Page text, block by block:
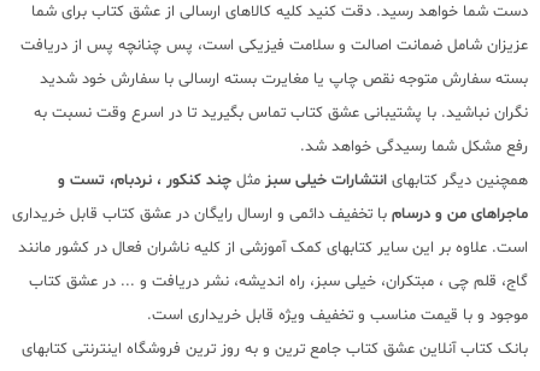
دست شما خواهد رسید. دقت کنید کلیه کالاهای ارسالی از عشق کتاب برای شما
عزیزان شامل ضمانت اصالت و سلامت فیزیکی است، پس چنانچه پس از دریافت
بسته سفارش متوجه نقص چاپ یا مغایرت بسته ارسالی با سفارش خود شدید
نگران نباشید. با پشتیبانی عشق کتاب تماس بگیرید تا در اسرع وقت نسبت به
رفع مشکل شما رسیدگی خواهد شد.
همچنین دیگر کتابهای انتشارات خیلی سبز مثل چند کنکور ، نردبام، تست و
ماجراهای من و درسام با تخفیف دائمی و ارسال رایگان در عشق کتاب قابل خریداری
است. علاوه بر این سایر کتابهای کمک آموزشی از کلیه ناشران فعال در کشور مانند
گاج، قلم چی ، مبتکران، خیلی سبز، راه اندیشه، نشر دریافت و ... در عشق کتاب
موجود و با قیمت مناسب و تخفیف ویژه قابل خریداری است.
بانک کتاب آنلاین عشق کتاب جامع ترین و به روز ترین فروشگاه اینترنتی کتابهای